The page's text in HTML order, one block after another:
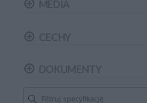
Bluetooth przestanie działać, można
bezprzewodowej.
tusze, tonery, wałki transferowe,